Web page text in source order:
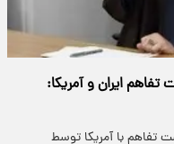
ایران و آمریکا:
تفاهم با آمریکا توسط